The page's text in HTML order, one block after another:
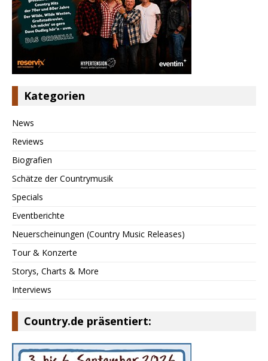
Kategorien
News
Reviews
Biografien
Schätze der Countrymusik
Specials
Eventberichte
Neuerscheinungen (Country Music Releases)
Tour & Konzerte
Storys, Charts & More
Interviews
Country.de präsentiert: